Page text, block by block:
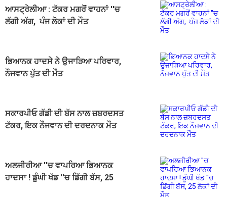
ਆਸਟ੍ਰੇਲੀਆ : ਟੱਕਰ ਮਗਰੋਂ ਵਾਹਨਾਂ ''ਚ
ਲੱਗੀ ਅੱਗ, ਪੰਜ ਲੋਕਾਂ ਦੀ ਮੌਤ
ਭਿਆਨਕ ਹਾਦਸੇ ਨੇ ਉਜਾੜਿਆ ਪਰਿਵਾਰ,
ਨੌਜਵਾਨ ਪੁੱਤ ਦੀ ਮੌਤ
ਸਕਾਰਪੀਓ ਗੱਡੀ ਦੀ ਬੱਸ ਨਾਲ ਜ਼ਬਰਦਸਤ
ਟੱਕਰ, ਇਕ ਨੌਜਵਾਨ ਦੀ ਦਰਦਨਾਕ ਮੌਤ
ਅਲਜੀਰੀਆ ''ਚ ਵਾਪਰਿਆ ਭਿਆਨਕ
ਹਾਦਸਾ ! ਡੂੰਘੀ ਖੱਡ ''ਚ ਡਿੱਗੀ ਬੱਸ, 25